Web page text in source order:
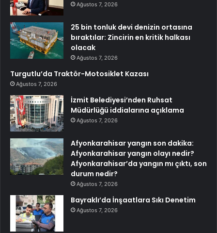
Ağustos 7, 2026
25 bin tonluk devi denizin ortasına
bıraktılar: Zincirin en kritik halkası
olacak
Ağustos 7, 2026
Turgutlu’da Traktör-Motosiklet Kazası
Ağustos 7, 2026
İzmit Belediyesi’nden Ruhsat
Müdürlüğü iddialarına açıklama
Ağustos 7, 2026
Afyonkarahisar yangın son dakika:
Afyonkarahisar yangın olayı nedir?
Afyonkarahisar’da yangın mı çıktı, son
durum nedir?
Ağustos 7, 2026
Bayraklı’da İnşaatlara Sıkı Denetim
Ağustos 7, 2026